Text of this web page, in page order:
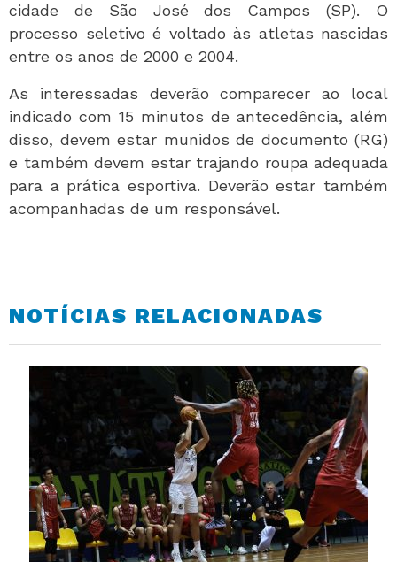
cidade de São José dos Campos (SP). O
processo seletivo é voltado às atletas nascidas
entre os anos de 2000 e 2004.
As interessadas deverão comparecer ao local
indicado com 15 minutos de antecedência, além
disso, devem estar munidos de documento (RG)
e também devem estar trajando roupa adequada
para a prática esportiva. Deverão estar também
acompanhadas de um responsável.
NOTÍCIAS RELACIONADAS